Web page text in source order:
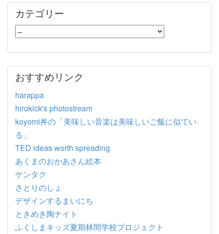
カテゴリー
おすすめリンク
harappa
hirokick's photostream
koyomi丼の「美味しい音楽は美味しいご飯に似てい
る」
TED ideas worth spreading
あくまのおかあさん絵本
ケンタク
さとりのしょ
デザインするまいにち
ときめき陶ナイト
ふくしまキッズ夏期林間学校プロジェクト